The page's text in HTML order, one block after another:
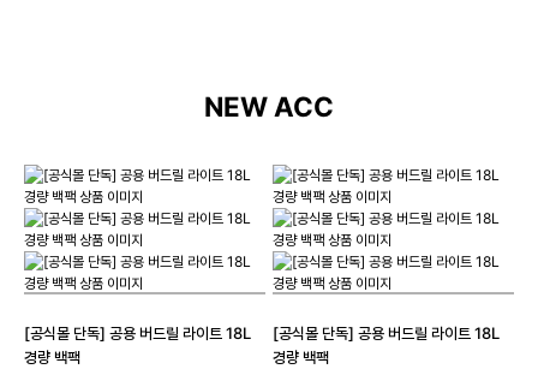
NEW ACC
[공식몰 단독] 공용 버드릴 라이트 18L
경량 백팩
[공식몰 단독] 공용 버드릴 라이트 18L
경량 백팩